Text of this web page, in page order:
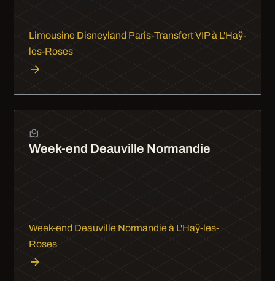
Limousine Disneyland Paris-Transfert VIP à L'Haÿ-
les-Roses
Week-end Deauville Normandie
passent vite. Plage, casino, planches : le chic
Week-end Deauville Normandie à L'Haÿ-les-
Roses